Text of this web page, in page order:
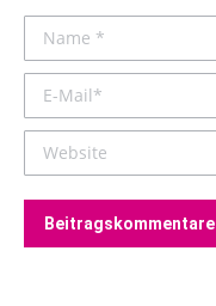
Name *
E-Mail *
Website
Beitragskommentare